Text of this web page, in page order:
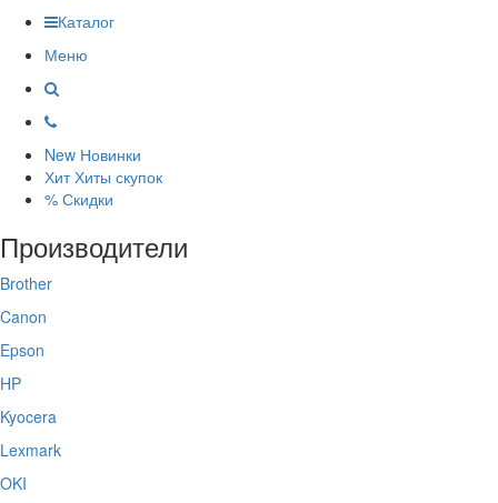
Каталог
Меню
New Новинки
Хит Хиты скупок
% Скидки
Производители
Brother
Canon
Epson
HP
Kyocera
Lexmark
OKI